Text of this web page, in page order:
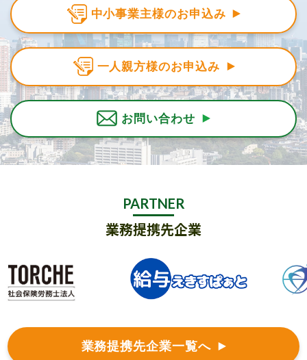
中小事業主様のお申込み
一人親方様のお申込み
お問い合わせ
PARTNER
業務提携先企業
業務提携先企業一覧へ